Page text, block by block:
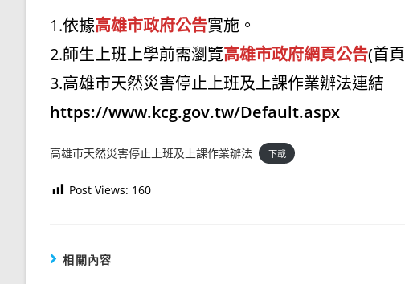
1.依據高雄市政府公告實施。
2.師生上班上學前需瀏覽高雄市政府網頁公告(首頁
3.高雄市天然災害停止上班及上課作業辦法連結
https://www.kcg.gov.tw/Default.aspx
高雄市天然災害停止上班及上課作業辦法 下載
Post Views: 160
相關內容